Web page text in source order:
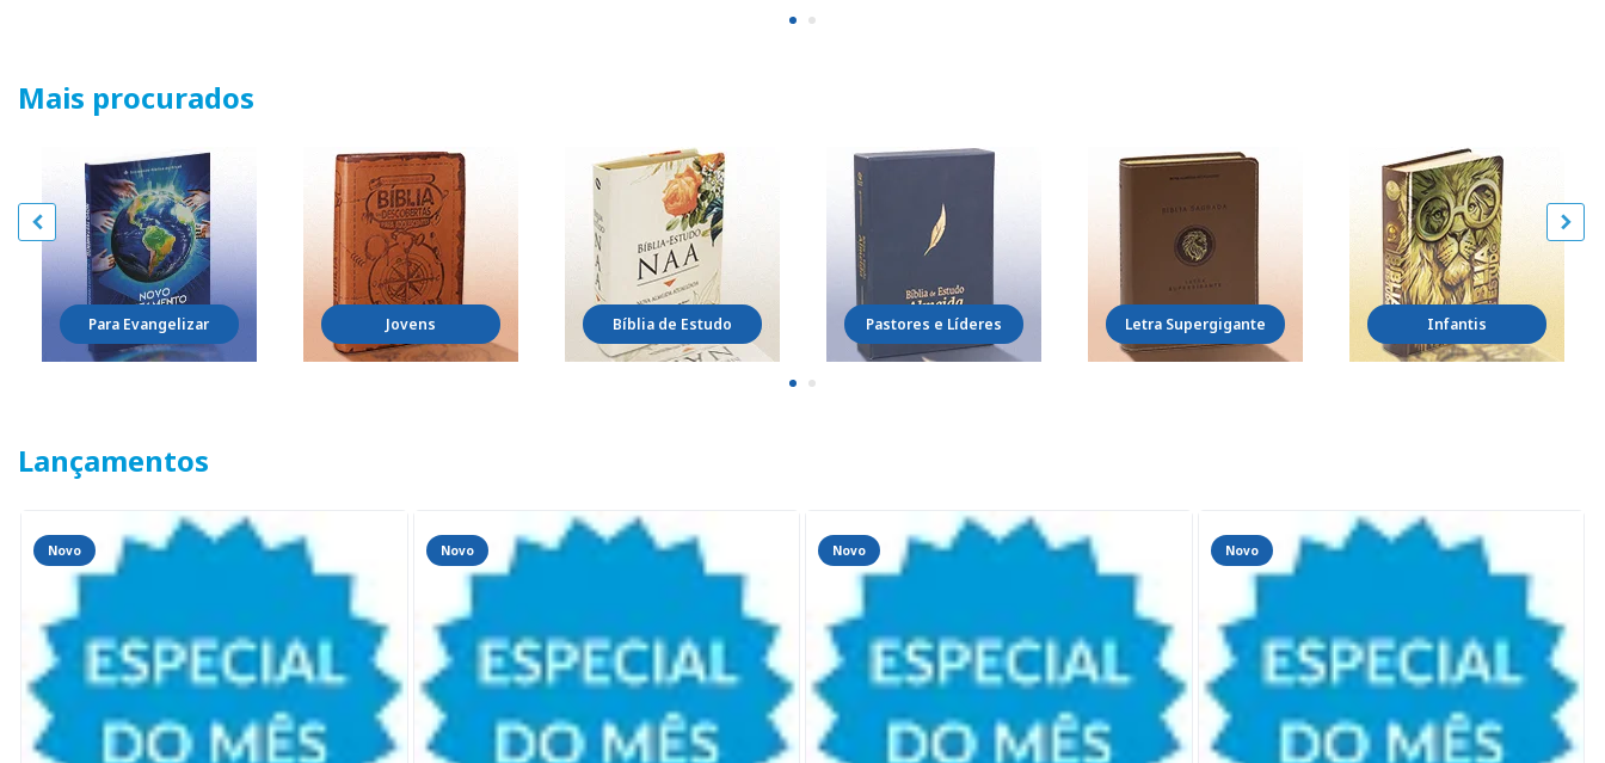
Mais procurados
Para Evangelizar Jovens Bíblia de Estudo Pastores e Líderes Letra Supergigante Infantis
Lançamentos
Novo Novo Novo Novo